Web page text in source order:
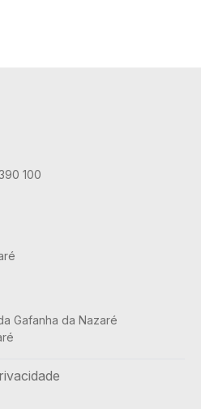
100
Gafanha da Nazaré